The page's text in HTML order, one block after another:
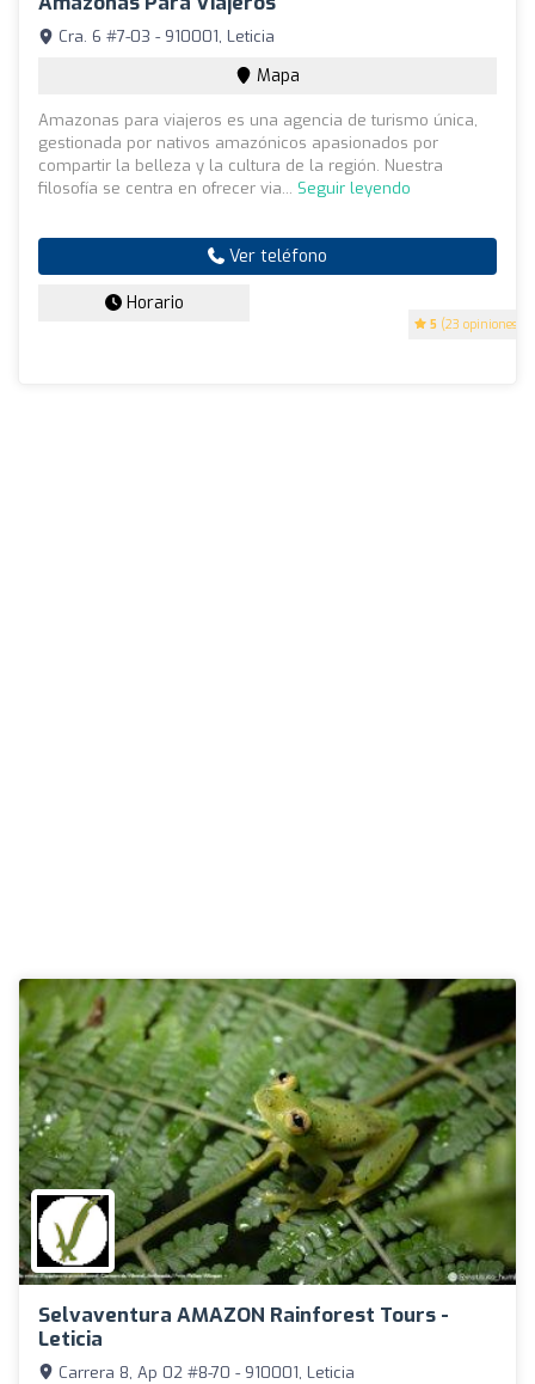
5 (23 opiniones)
Cra. 6 #7-03 - 910001, Leticia
Mapa
Amazonas para viajeros es una agencia de turismo única,
gestionada por nativos amazónicos apasionados por
compartir la belleza y la cultura de la región. Nuestra
filosofía se centra en ofrecer via... Seguir leyendo
Ver teléfono
Horario
Selvaventura AMAZON Rainforest Tours -
Leticia
Carrera 8, Ap 02 #8-70 - 910001, Leticia